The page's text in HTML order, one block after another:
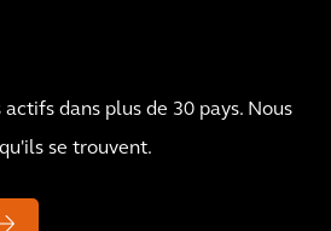
dans plus de 30 pays. Nous
se trouvent.